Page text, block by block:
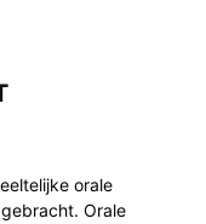
orale
Orale